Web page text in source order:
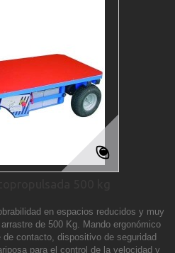
en espacios reducidos y muy
de 500 Kg. Mando ergonómico
contacto, dispositivo de seguridad
para el control de la velocidad y